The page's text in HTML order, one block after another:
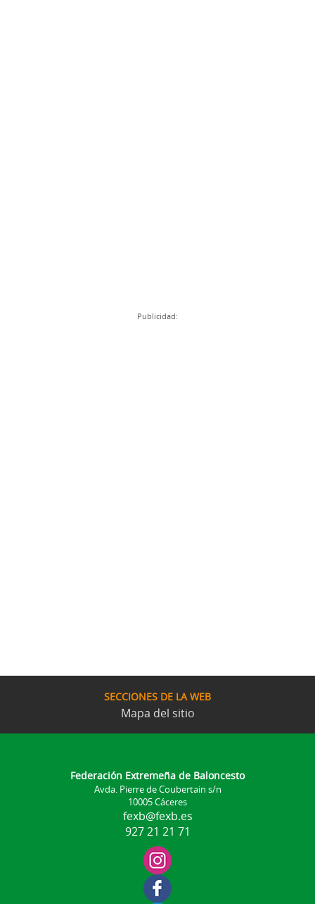
Publicidad:
SECCIONES DE LA WEB
Mapa del sitio
Federación Extremeña de Baloncesto
Avda. Pierre de Coubertain s/n
10005 Cáceres
fexb@fexb.es
927 21 21 71